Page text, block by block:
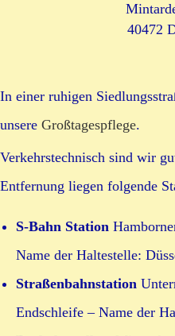
40472
In einer ruhigen
unsere Großtagespflege.
Verkehrstechnisch sind wir
Entfernung liegen folgende
S-Bahn Station
Name der Haltestelle:
Straßenbahnstation
Endschleife – Name der